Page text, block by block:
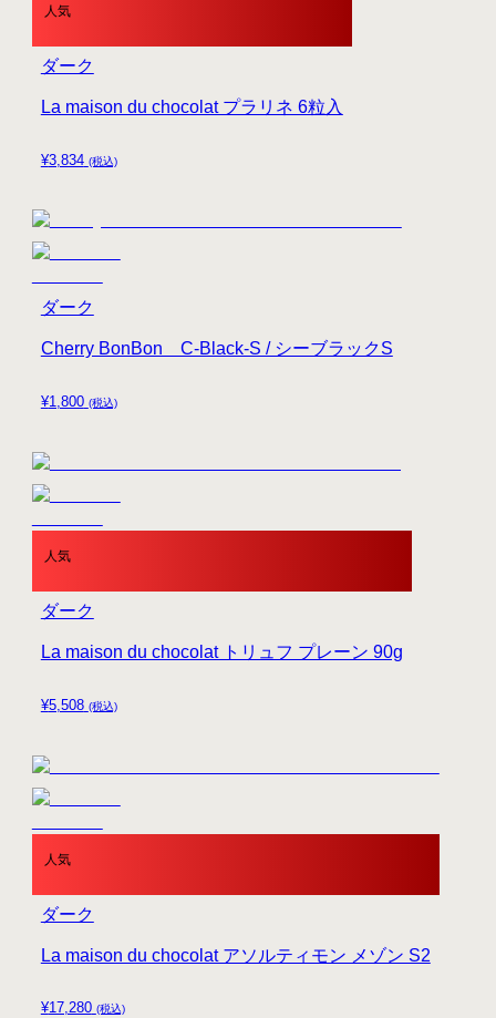
人気
¥3,834 (税込)
La maison du chocolat プラリネ 6粒入
ダーク
¥1,800 (税込)
Cherry BonBon C-Black-S / シーブラックS
ダーク
人気
¥5,508 (税込)
La maison du chocolat トリュフ プレーン 90g
ダーク
人気
¥17,280 (税込)
La maison du chocolat アソルティモン メゾン S2
ダーク